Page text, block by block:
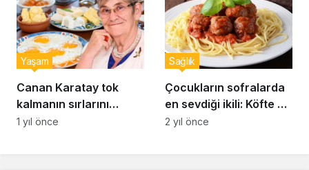
Canan Karatay tok
kalmanın sırlarını
açıkladı: Sahurda
Yaşam
1 yıl önce
Çocukların sofralarda
en sevdiği ikili: Köfte ve
makarna
Sağlık
2 yıl önce